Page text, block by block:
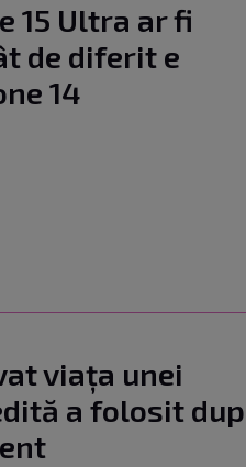
15 Ultra ar fi
de diferit e
14
viața unei
a folosit